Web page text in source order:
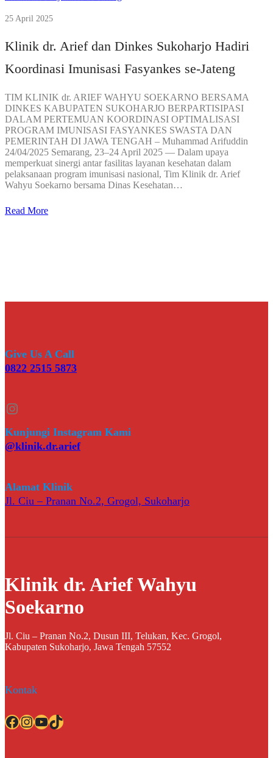
25 April 2025
Klinik dr. Arief dan Dinkes Sukoharjo Hadiri
Koordinasi Imunisasi Fasyankes se-Jateng
TIM KLINIK dr. ARIEF WAHYU SOEKARNO BERSAMA
DINKES KABUPATEN SUKOHARJO BERPARTISIPASI
DALAM PERTEMUAN KOORDINASI OPTIMALISASI
PROGRAM IMUNISASI FASYANKES SWASTA DAN
PEMERINTAH DI JAWA TENGAH – Muhammad Arifuddin
24/04/2025 Semarang, 23–24 April 2025 — Dalam upaya
memperkuat sinergi antar fasilitas layanan kesehatan dalam
pelaksanaan program imunisasi nasional, Tim Klinik dr. Arief
Wahyu Soekarno bersama Dinas Kesehatan…
Read More
Give Us A Call
0822 2515 5873
Instagram
Kunjungi Instagram Kami
@klinik.dr.arief
Alamat Klinik
Jl. Ciu – Pranan No.2, Grogol, Sukoharjo
Klinik dr. Arief Wahyu
Soekarno
Jl. Ciu – Pranan No.2, Dusun III, Telukan, Kec. Grogol,
Kabupaten Sukoharjo, Jawa Tengah 57552
Kontak
Facebook InstagramYouTube TikTok